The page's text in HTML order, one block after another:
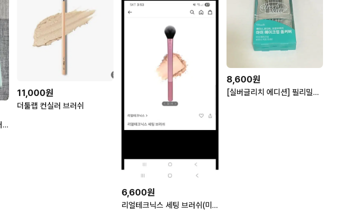
필리밀리 미니 메이크업 브러시 키트 5종 새제품
11,000원
더툴랩 컨실러 브러쉬
6,600원
리얼테크닉스 세팅 브러쉬(미개봉새상품)
8,600원
[실버글리치 에디션] 필리밀리 아이 메이크업 브러시 키트 (6종)